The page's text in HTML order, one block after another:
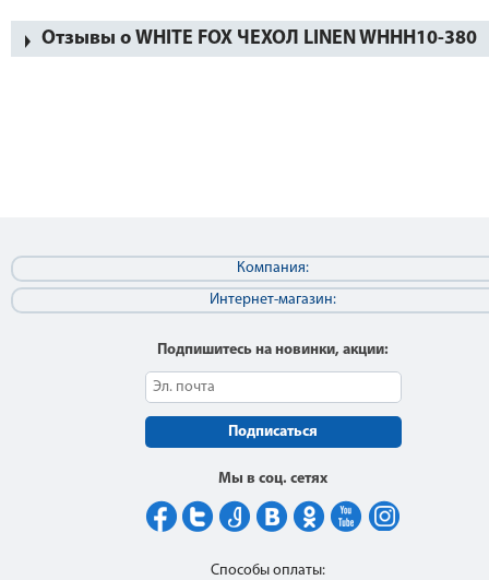
Отзывы о WHITE FOX ЧЕХОЛ LINEN WHHH10-380
Компания:
Интернет-магазин:
Подпишитесь на новинки, акции:
Подписаться
Мы в соц. сетях
Способы оплаты: